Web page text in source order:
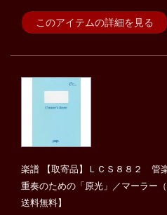
このアイテムの詳細を見る
楽譜 【取寄品】ＬＣＳ８８２ 管
重奏のための「原光」／マーラー
送料無料】